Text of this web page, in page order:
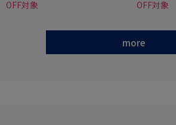
OFF対象 OFF対象
more